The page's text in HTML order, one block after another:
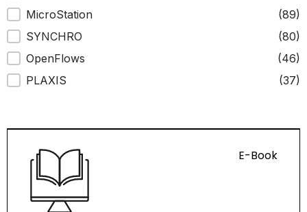
MicroStation
(89)
SYNCHRO
(80)
OpenFlows
(46)
PLAXIS
(37)
E-Book